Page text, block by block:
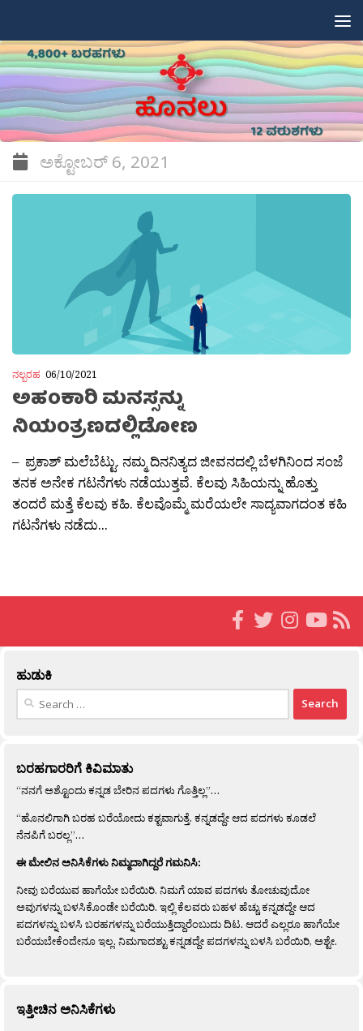
ಅಕ್ಟೋಬರ್ 6, 2021
ನಲ್ಬರಹ 06/10/2021
ಅಹಂಕಾರಿ ಮನಸ್ಸನ್ನು
ನಿಯಂತ್ರಣದಲ್ಲಿಡೋಣ
– ಪ್ರಕಾಶ್ ಮಲೆಬೆಟ್ಟು. ನಮ್ಮ ದಿನನಿತ್ಯದ ಜೀವನದಲ್ಲಿ ಬೆಳಗಿನಿಂದ ಸಂಜೆ
ತನಕ ಅನೇಕ ಗಟನೆಗಳು ನಡೆಯುತ್ತವೆ. ಕೆಲವು ಸಿಹಿಯನ್ನು ಹೊತ್ತು
ತಂದರೆ ಮತ್ತೆ ಕೆಲವು ಕಹಿ. ಕೆಲವೊಮ್ಮೆ ಮರೆಯಲೇ ಸಾದ್ಯವಾಗದಂತ ಕಹಿ
ಗಟನೆಗಳು ನಡೆದು...
ಹುಡುಕಿ
Search
ಬರಹಗಾರರಿಗೆ ಕಿವಿಮಾತು
“ನನಗೆ ಅಶ್ಟೊಂದು ಕನ್ನಡ ಬೇರಿನ ಪದಗಳು ಗೊತ್ತಿಲ್ಲ”…
“ಹೊನಲಿಗಾಗಿ ಬರಹ ಬರೆಯೋದು ಕಶ್ಟವಾಗುತ್ತೆ. ಕನ್ನಡದ್ದೇ ಆದ ಪದಗಳು ಕೂಡಲೆ
ನೆನಪಿಗೆ ಬರಲ್ಲ”…
ಈ ಮೇಲಿನ ಅನಿಸಿಕೆಗಳು ನಿಮ್ಮದಾಗಿದ್ದರೆ ಗಮನಿಸಿ:
ನೀವು ಬರೆಯುವ ಹಾಗೆಯೇ ಬರೆಯಿರಿ. ನಿಮಗೆ ಯಾವ ಪದಗಳು ತೋಚುವುದೋ
ಅವುಗಳನ್ನು ಬಳಸಿಕೊಂಡೇ ಬರೆಯಿರಿ. ಇಲ್ಲಿ ಕೆಲವರು ಬಹಳ ಹೆಚ್ಚು ಕನ್ನಡದ್ದೇ ಆದ
ಪದಗಳನ್ನು ಬಳಸಿ ಬರಹಗಳನ್ನು ಬರೆಯುತ್ತಿದ್ದಾರೆಂಬುದು ದಿಟ. ಆದರೆ ಎಲ್ಲರೂ ಹಾಗೆಯೇ
ಬರೆಯಬೇಕೆಂದೇನೂ ಇಲ್ಲ. ನಿಮಗಾದಶ್ಟು ಕನ್ನಡದ್ದೇ ಪದಗಳನ್ನು ಬಳಸಿ ಬರೆಯಿರಿ, ಅಶ್ಟೇ.
ಇತ್ತೀಚಿನ ಅನಿಸಿಕೆಗಳು